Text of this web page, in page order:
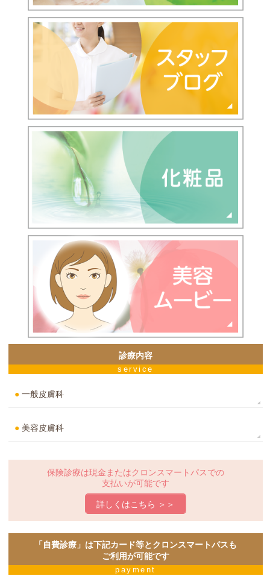
診療内容
service
● 一般皮膚科
● 美容皮膚科
保険診療は現金またはクロンスマートパスでの
支払いが可能です
詳しくはこちら ＞＞
「自費診療」は下記カード等とクロンスマートパスも
ご利用が可能です
payment